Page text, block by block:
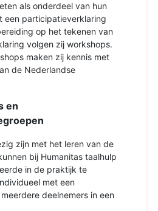
als onderdeel van hun
een participatieverklaring
op het tekenen van
volgen zij workshops.
maken zij kennis met
de Nederlandse
en
zijn met het leren van de
bij Humanitas taalhulp
in de praktijk te
met een
deelnemers in een